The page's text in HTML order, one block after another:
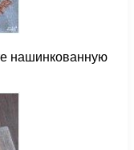
нашинкованную